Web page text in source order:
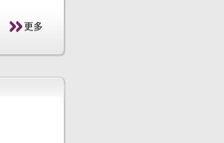
更多